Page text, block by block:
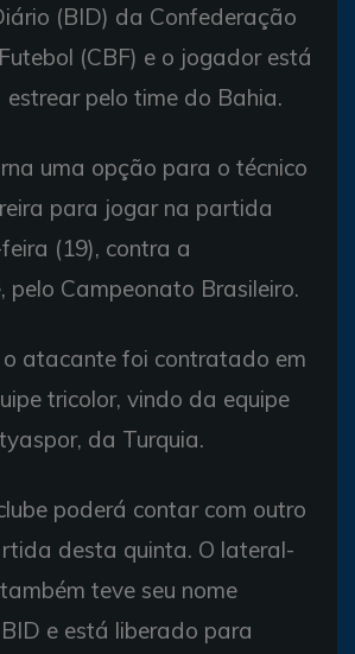
(BID) da Confederação
(CBF) e o jogador está
pelo time do Bahia.
uma opção para o técnico
para jogar na partida
(19), contra a
pelo Campeonato Brasileiro.
o atacante foi contratado em
tricolor, vindo da equipe
da Turquia.
poderá contar com outro
desta quinta. O lateral-
teve seu nome
e está liberado para